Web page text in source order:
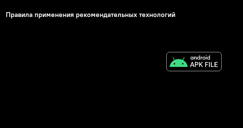
Правила применения рекомендательных технологий